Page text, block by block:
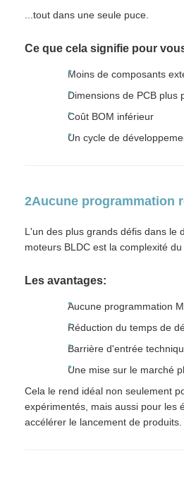
...tout dans une seule puce.
Ce que cela signifie pour
Moins de composants
Dimensions de PCB plus
Coût BOM inférieur
Un cycle de
2Aucune programmation
L'un des plus grands défis dans le
moteurs BLDC est la complexité du
Les avantages:
Aucune programmation
Réduction du temps de
Barrière d'entrée
Une mise sur le marché
Cela le rend idéal non seulement
expérimentés, mais aussi pour les
accélérer le lancement de produits.